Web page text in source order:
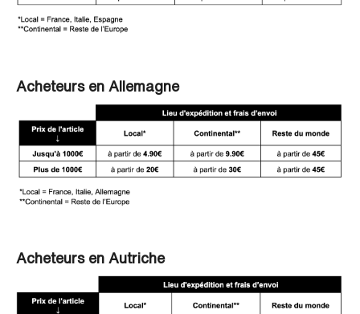
Acheteurs en Allemagne
Acheteurs en Autriche